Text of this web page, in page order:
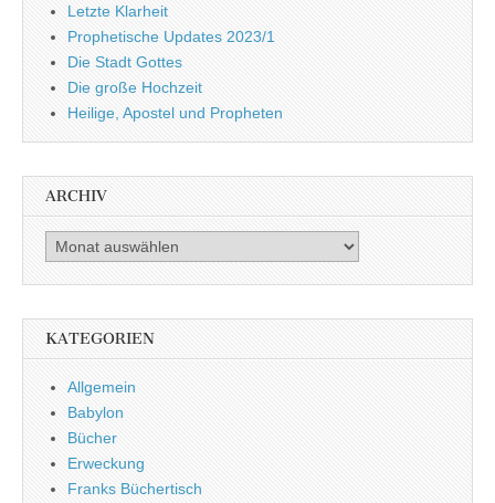
Letzte Klarheit
Prophetische Updates 2023/1
Die Stadt Gottes
Die große Hochzeit
Heilige, Apostel und Propheten
ARCHIV
Archiv
KATEGORIEN
Allgemein
Babylon
Bücher
Erweckung
Franks Büchertisch